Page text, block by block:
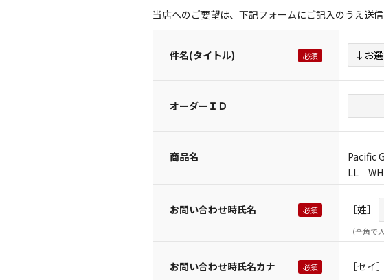
当店へのご要望は、下記フォームにご記入のうえ送信
件名(タイトル)
オーダーＩＤ
商品名
Pacific
LL
お問い合わせ時氏名 ［姓］
（全角で
お問い合わせ時氏名カナ ［セイ］